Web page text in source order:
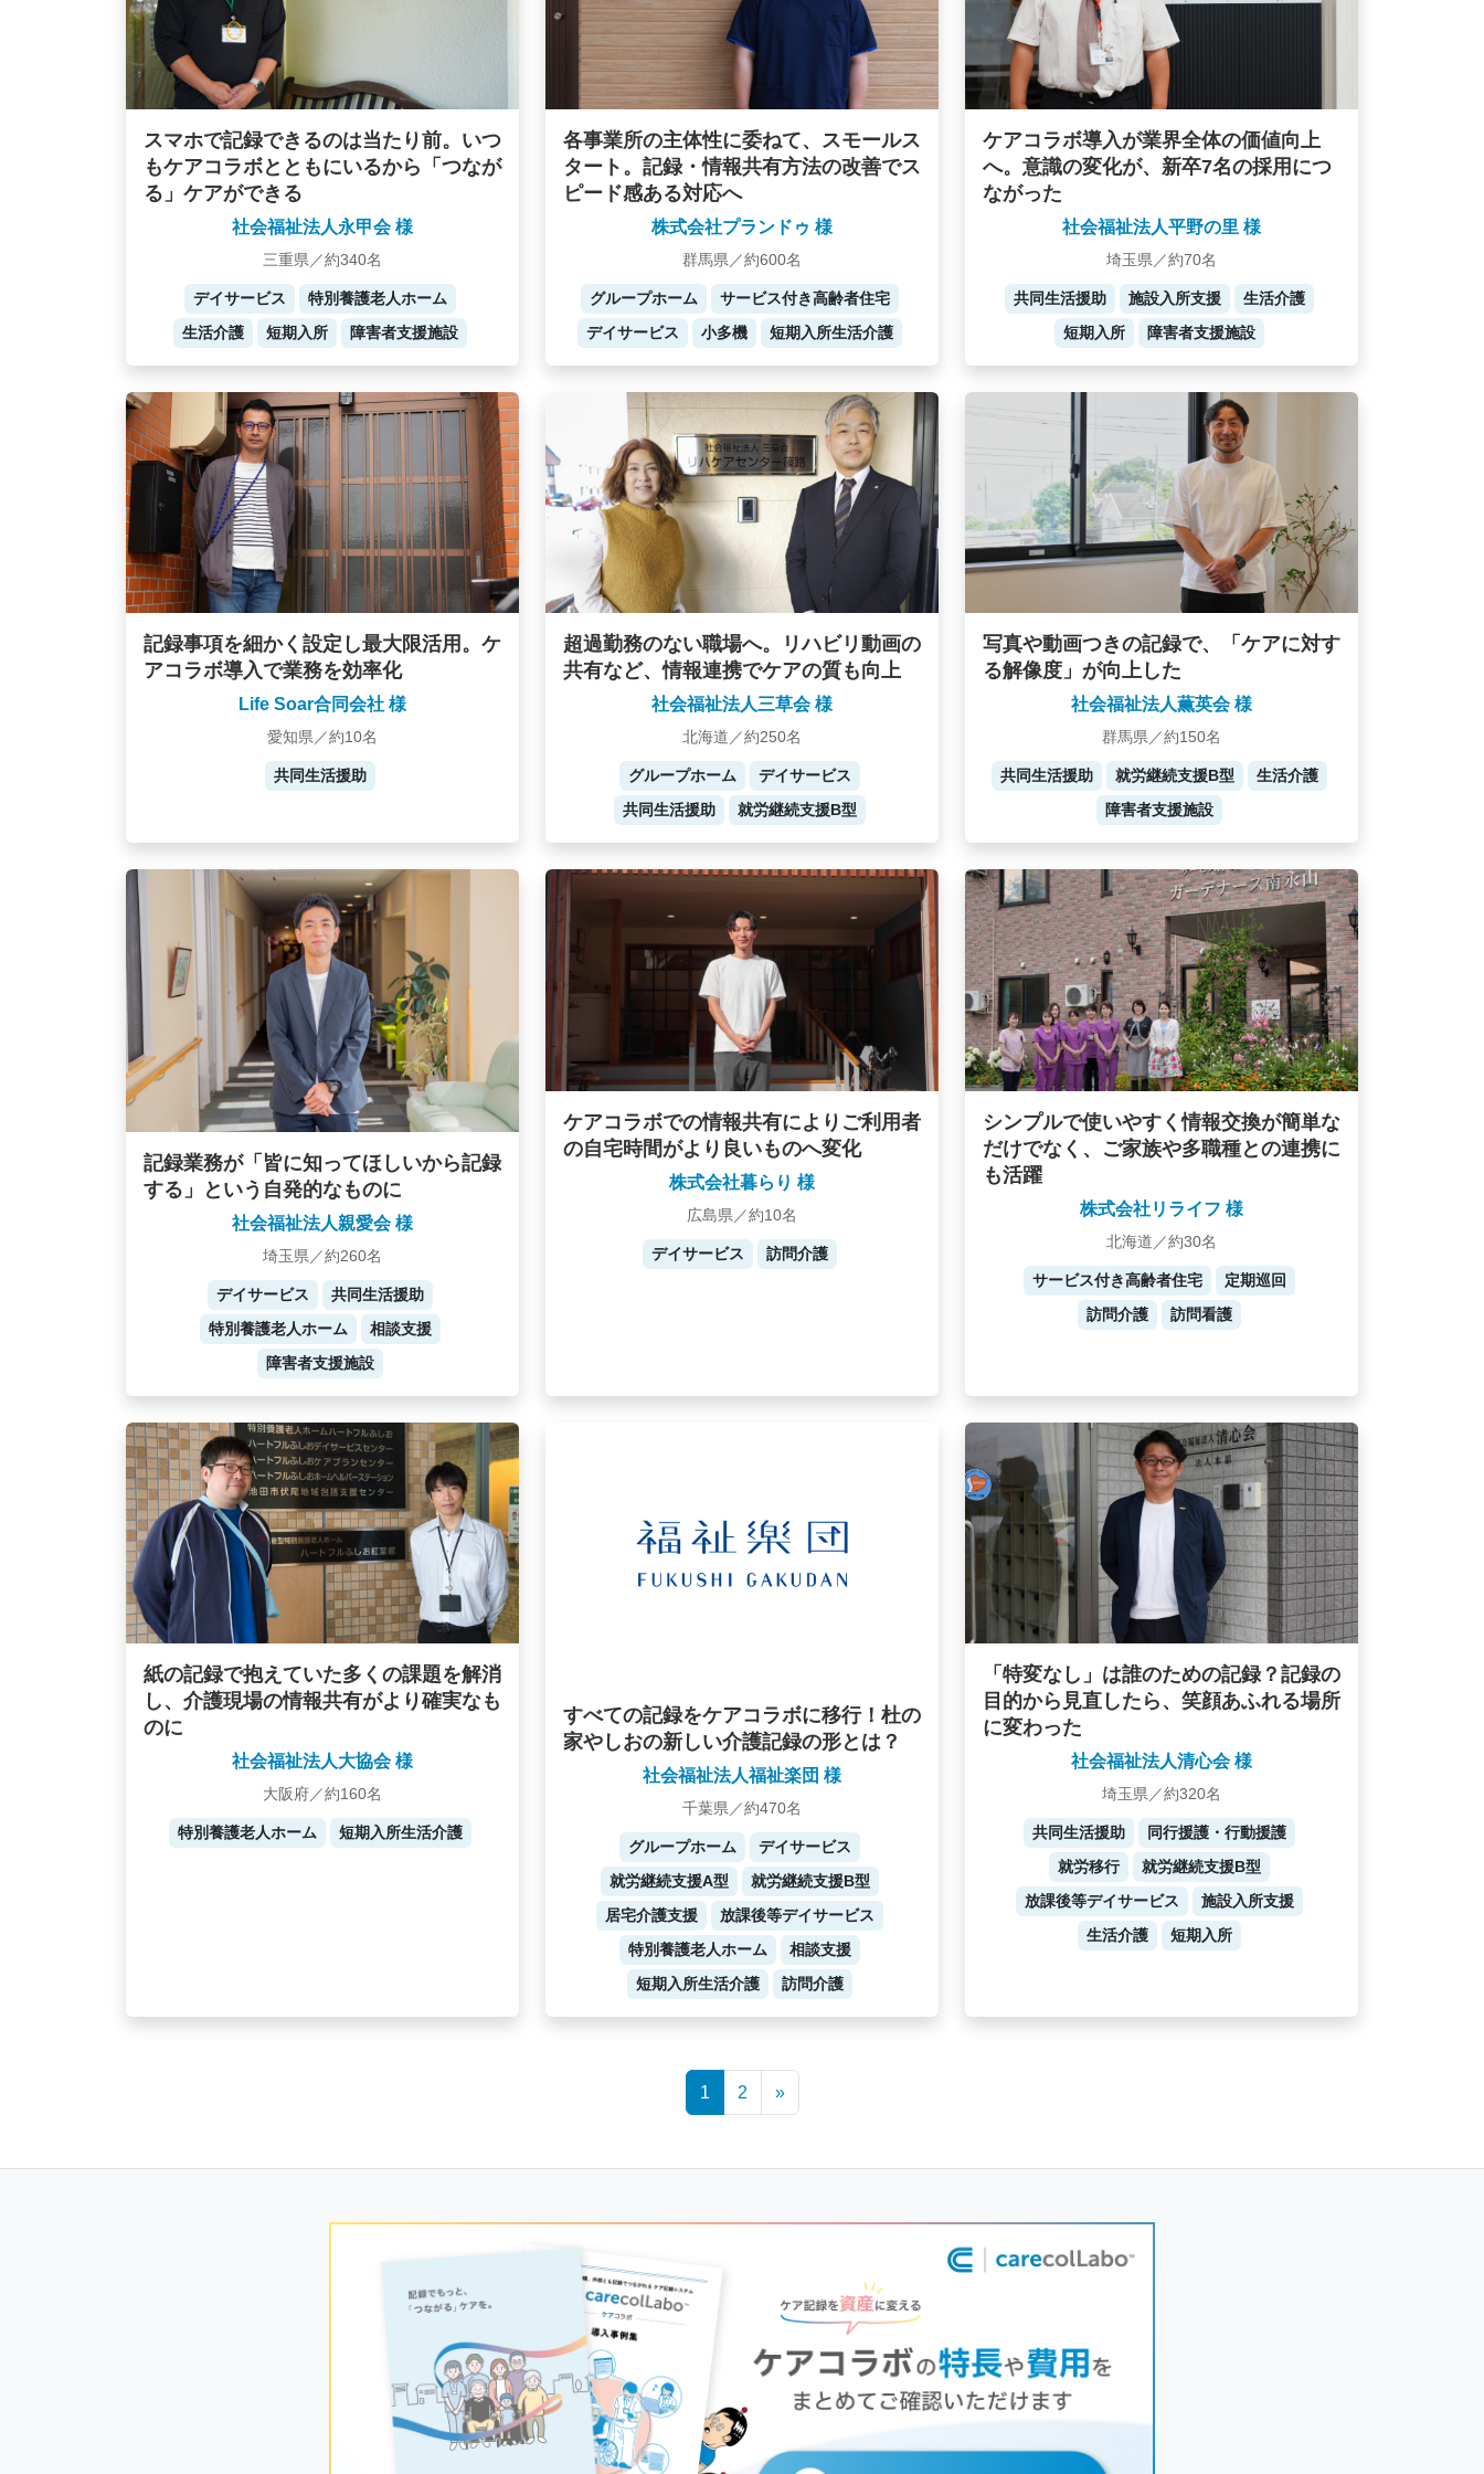
スマホで記録できるのは当たり前。いつ
もケアコラボとともにいるから「つなが
る」ケアができる
社会福祉法人永甲会 様
三重県／約340名
デイサービス
特別養護老人ホーム
生活介護
短期入所 障害者支援施設
各事業所の主体性に委ねて、スモールス
タート。記録・情報共有方法の改善でス
ピード感ある対応へ
株式会社プランドゥ 様
群馬県／約600名
グループホーム
サービス付き高齢者住宅
デイサービス
小多機 短期入所生活介護
ケアコラボ導入が業界全体の価値向上
へ。意識の変化が、新卒7名の採用につ
ながった
社会福祉法人平野の里 様
埼玉県／約70名
共同生活援助 施設入所支援
生活介護
短期入所
障害者支援施設
記録事項を細かく設定し最大限活用。ケ
アコラボ導入で業務を効率化
Life Soar合同会社 様
愛知県／約10名
共同生活援助
超過勤務のない職場へ。リハビリ動画の
共有など、情報連携でケアの質も向上
社会福祉法人三草会 様
北海道／約250名
グループホーム
デイサービス
共同生活援助
就労継続支援B型
写真や動画つきの記録で、「ケアに対す
る解像度」が向上した
社会福祉法人薫英会 様
群馬県／約150名
共同生活援助 就労継続支援B型
生活介護
障害者支援施設
記録業務が「皆に知ってほしいから記録
する」という自発的なものに
社会福祉法人親愛会 様
埼玉県／約260名
デイサービス
共同生活援助
特別養護老人ホーム
相談支援
障害者支援施設
ケアコラボでの情報共有によりご利用者
の自宅時間がより良いものへ変化
株式会社暮らり 様
広島県／約10名
デイサービス 訪問介護
シンプルで使いやすく情報交換が簡単な
だけでなく、ご家族や多職種との連携に
も活躍
株式会社リライフ 様
北海道／約30名
サービス付き高齢者住宅
定期巡回
訪問介護
訪問看護
紙の記録で抱えていた多くの課題を解消
し、介護現場の情報共有がより確実なも
のに
社会福祉法人大協会 様
大阪府／約160名
特別養護老人ホーム 短期入所生活介護
すべての記録をケアコラボに移行！杜の
家やしおの新しい介護記録の形とは？
社会福祉法人福祉楽団 様
千葉県／約470名
グループホーム
デイサービス
就労継続支援A型
就労継続支援B型
居宅介護支援
放課後等デイサービス
特別養護老人ホーム
相談支援
短期入所生活介護
訪問介護
「特変なし」は誰のための記録？記録の
目的から見直したら、笑顔あふれる場所
に変わった
社会福祉法人清心会 様
埼玉県／約320名
共同生活援助
同行援護・行動援護
就労移行
就労継続支援B型
放課後等デイサービス
施設入所支援
生活介護
短期入所
1 2 »